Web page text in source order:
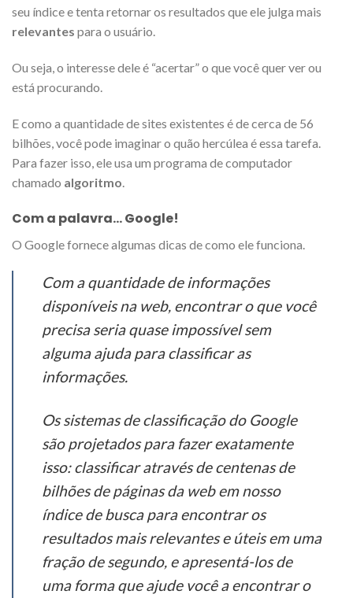
seu índice e tenta retornar os resultados que ele julga mais
relevantes para o usuário.
Ou seja, o interesse dele é “acertar” o que você quer ver ou
está procurando.
E como a quantidade de sites existentes é de cerca de 56
bilhões, você pode imaginar o quão hercúlea é essa tarefa.
Para fazer isso, ele usa um programa de computador
chamado algoritmo.
Com a palavra… Google!
O Google fornece algumas dicas de como ele funciona.
Com a quantidade de informações
disponíveis na web, encontrar o que você
precisa seria quase impossível sem
alguma ajuda para classificar as
informações.
Os sistemas de classificação do Google
são projetados para fazer exatamente
isso: classificar através de centenas de
bilhões de páginas da web em nosso
índice de busca para encontrar os
resultados mais relevantes e úteis em uma
fração de segundo, e apresentá-los de
uma forma que ajude você a encontrar o